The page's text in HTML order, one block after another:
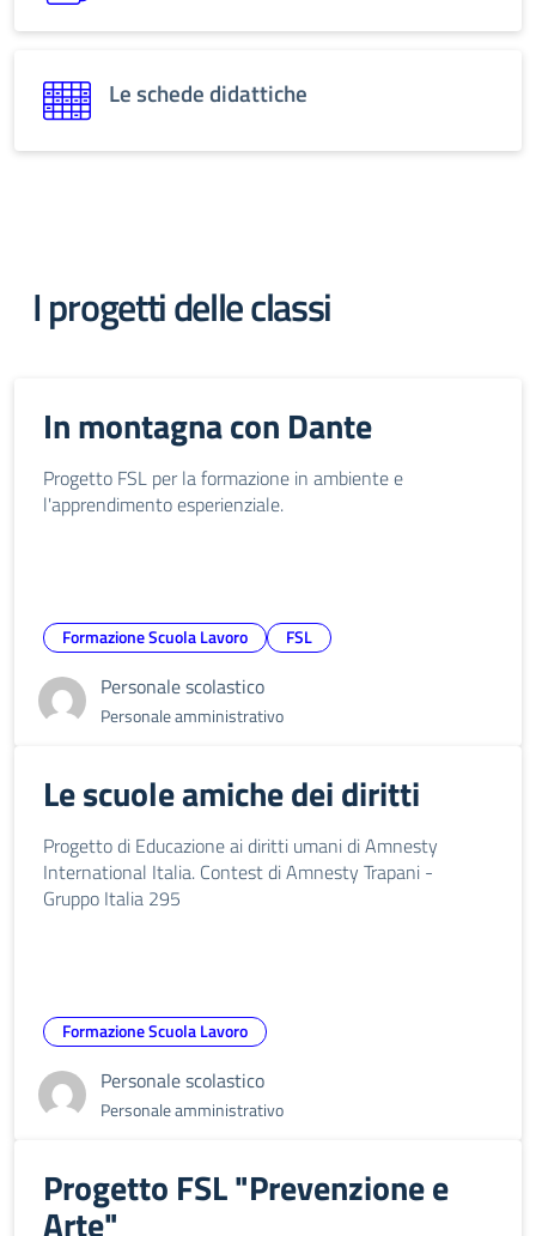
Le schede didattiche
I progetti delle classi
In montagna con Dante
Progetto FSL per la formazione in ambiente e
l'apprendimento esperienziale.
Formazione Scuola Lavoro FSL
Personale scolastico
Personale amministrativo
Le scuole amiche dei diritti
Progetto di Educazione ai diritti umani di Amnesty
International Italia. Contest di Amnesty Trapani -
Gruppo Italia 295
Formazione Scuola Lavoro
Personale scolastico
Personale amministrativo
Progetto FSL "Prevenzione e
Arte"